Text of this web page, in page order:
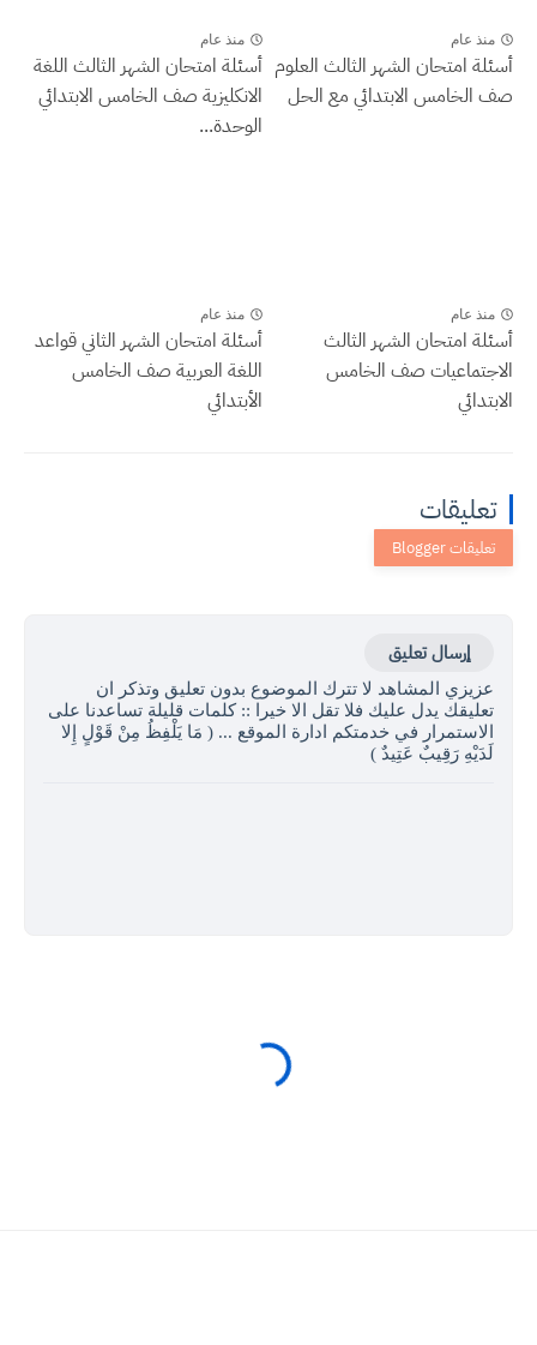
منذ عام
أسئلة امتحان الشهر الثالث العلوم
صف الخامس الابتدائي مع الحل
منذ عام
أسئلة امتحان الشهر الثالث اللغة
الانكليزية صف الخامس الابتدائي
الوحدة...
منذ عام
أسئلة امتحان الشهر الثالث
الاجتماعيات صف الخامس
الابتدائي
منذ عام
أسئلة امتحان الشهر الثاني قواعد
اللغة العربية صف الخامس
الأبتدائي
تعليقات
إرسال تعليق
عزيزي المشاهد لا تترك الموضوع بدون تعليق وتذكر ان
تعليقك يدل عليك فلا تقل الا خيرا :: كلمات قليلة تساعدنا على
الاستمرار في خدمتكم ادارة الموقع ... ( مَا يَلْفِظُ مِنْ قَوْلٍ إِلا
لَدَيْهِ رَقِيبٌ عَتِيدٌ )